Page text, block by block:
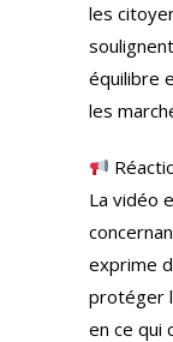
les
équilibre
les
La vidéo
exprime
protéger
en ce qui